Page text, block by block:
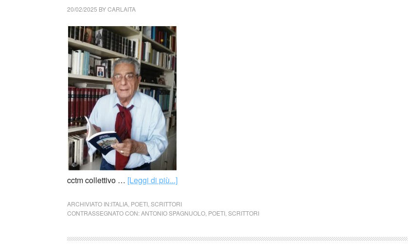
20/02/2025 BYCARLAITA
cctm collettivo … [Leggi di più...]
ARCHIVIATO IN:ITALIA POETI SCRITTORI
CONTRASSEGNATO CON:ANTONIO SPAGNUOLO POETI SCRITTORI